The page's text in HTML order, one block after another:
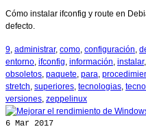
Cómo instalar ifconfig y route en
defecto.
9 administrar, como configuración
entorno ifconfig información instalar,
obsoletos paquete para
stretch superiores tecnologias
versiones zeppelinux
6 Mar 2017